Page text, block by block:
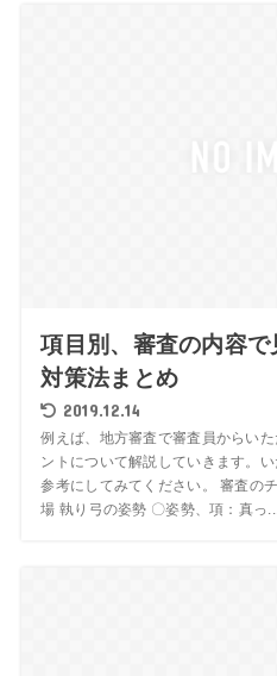
項目別、審査の内容
対策法まとめ
2019.12.14
例えば、地方審査で審査員からい
ントについて解説していきます。
参考にしてみてください。 審査の
場 執り弓の姿勢 〇姿勢、項：真っ...